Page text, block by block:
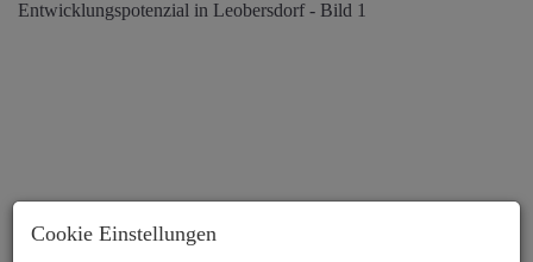
Cookie Einstellungen